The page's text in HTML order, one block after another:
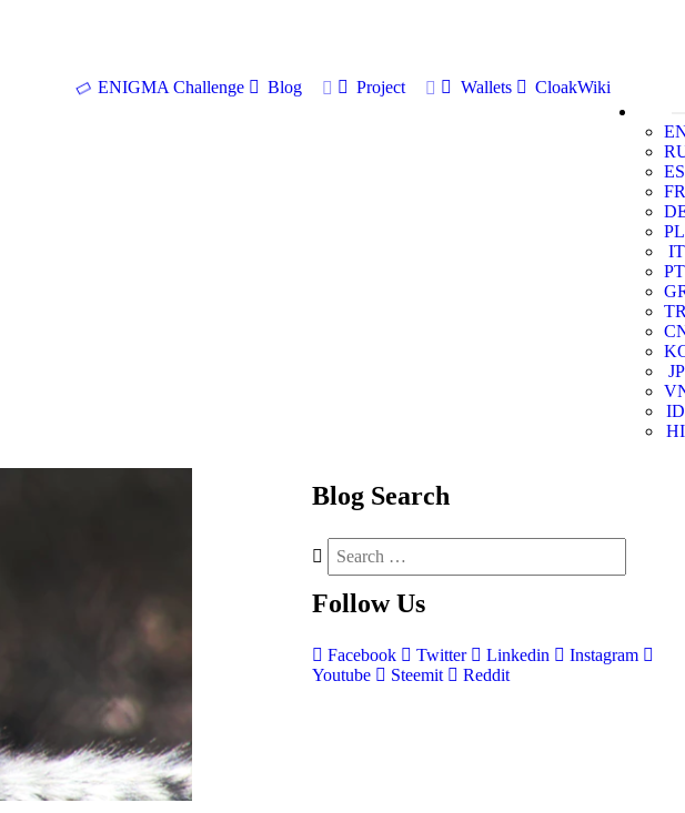
ENIGMA Challenge Blog Project Wallets
CloakWiki
ES
FR
PL
IT
PT
JP
ID
HI
Blog Search
Follow Us
Facebook Twitter Linkedin
Instagram
Youtube
Steemit Reddit